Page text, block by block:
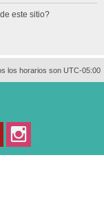
este sitio?
los horarios son UTC-05:00